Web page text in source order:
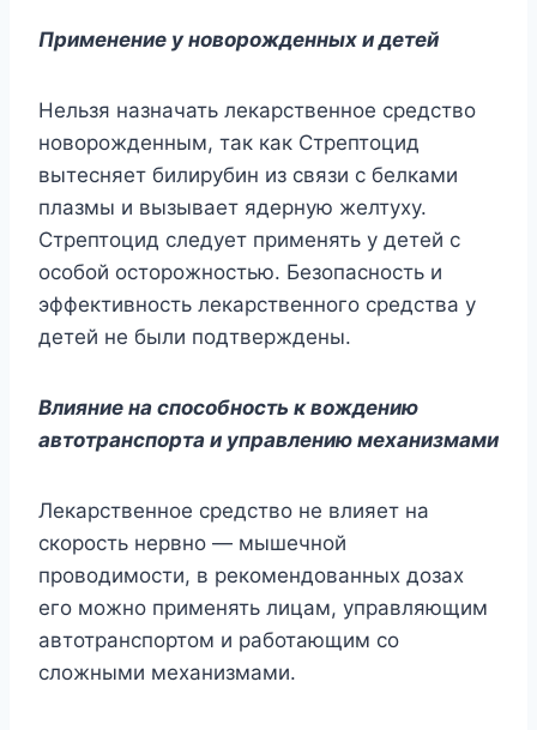
Применение у новорожденных и детей
Нельзя назначать лекарственное средство
новорожденным, так как Стрептоцид
вытесняет билирубин из связи с белками
плазмы и вызывает ядерную желтуху.
Стрептоцид следует применять у детей с
особой осторожностью. Безопасность и
эффективность лекарственного средства у
детей не были подтверждены.
Влияние на способность к вождению
автотранспорта и управлению механизмами
Лекарственное средство не влияет на
скорость нервно — мышечной
проводимости, в рекомендованных дозах
его можно применять лицам, управляющим
автотранспортом и работающим со
сложными механизмами.